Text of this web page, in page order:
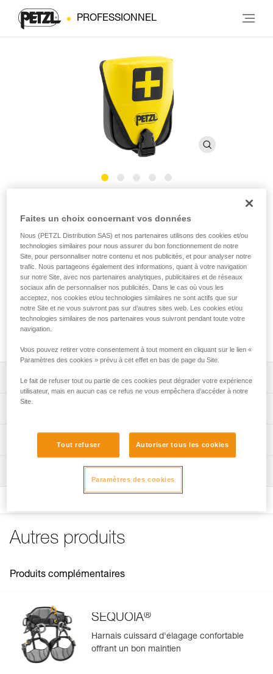
PROFESSIONNEL
Trousse pour kit de premier secours, connectable au
harnais
La trousse de secours FIRSTAID vous permet de transporter
votre matériel médical de premier secours. Connectable à
l'arrière d'un harnais SEQUOIA ou SEQUOIA PLUS, elle se
décroche rapidement et facilement, à une main, pour que
vous puissiez intervenir rapidement sur votre blessure. Cette
Descriptif
S'installe facilement à l'arrière des harnais SEQUOIA et
Simple et rapide à extraire, à une main, en cas de besoin.
de premier secours et le sécuriser, via des élastiques
Poids: 90 g
Matière(s): TPU (sans PVC), polypropylène
Spécifications référence(s)
Conditionnement : 1
Gérer et inspecter facilement votre EPI
Autres produits
Produits complémentaires
SEQUOIA®
Harnais cuissard d'élagage confortable
offrant un bon maintien
Faites un choix concernant vos données
Nous (PETZL Distribution SAS) et nos partenaires utilisons des cookies et/ou
technologies similaires pour nous assurer du bon fonctionnement de notre
Site, pour personnaliser notre contenu et nos publicités, et pour analyser notre
trafic. Nous partageons également des informations, quant à votre navigation
sur notre Site, avec nos partenaires analytiques, publicitaires et de réseaux
sociaux afin de personnaliser nos publicités. Dans le cas où vous les
acceptez, nos cookies et/ou technologies similaires ne sont actifs que sur
notre Site et ne vous suivront pas sur d’autres sites web. Les cookies et/ou
technologies similaires de nos partenaires vous suivront pendant toute votre
navigation.
Vous pouvez retirer votre consentement à tout moment en cliquant sur le lien «
Paramètres des cookies » prévu à cet effet en bas de page du Site.
Le fait de refuser tout ou partie de ces cookies peut dégrader votre expérience
utilisateur, mais en aucun cas ce refus ne vous empêchera d’accéder à notre
Site.
Tout refuser Autoriser tous les cookies
Paramètres des cookies